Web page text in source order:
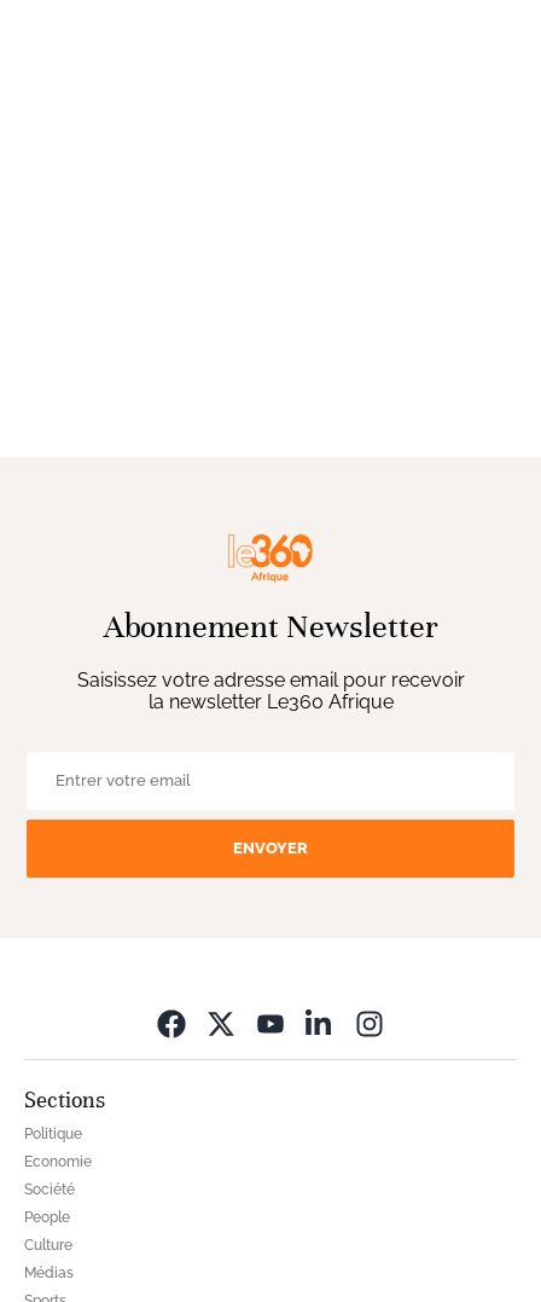
Abonnement Newsletter
Saisissez votre adresse email pour recevoir
la newsletter Le360 Afrique
ENVOYER
Sections
Politique
Economie
Société
People
Culture
Médias